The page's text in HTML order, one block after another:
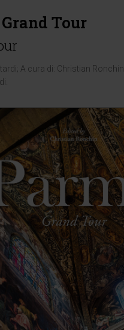
Tour
; A cura di: Christian Ronchin